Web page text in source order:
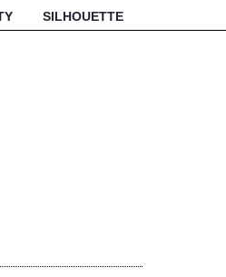
SILHOUETTE